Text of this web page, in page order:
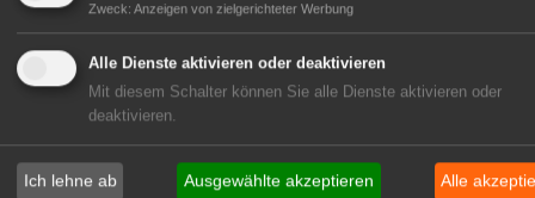
Vorgaben für die öffentliche Beschaffung (BMEL)
Verwandte Nachrichten
16.06.2023 -
FNR: Mit torffreier Pflanzerde durch den
Zweck: Anzeigen von zielgerichteter Werbung
Alle Dienste aktivieren oder deaktivieren
Mit diesem Schalter können Sie alle Dienste aktivieren oder
deaktivieren.
Ich lehne ab Ausgewählte akzeptieren Alle